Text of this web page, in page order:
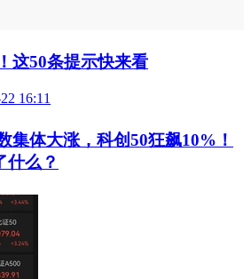
这50条提示快来看
16:11
集体大涨，科创50狂飙10%！
什么？